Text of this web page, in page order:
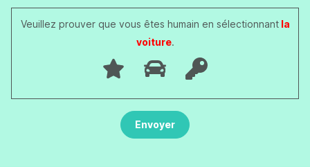
Veuillez prouver que vous êtes humain en sélectionnantla
voiture.